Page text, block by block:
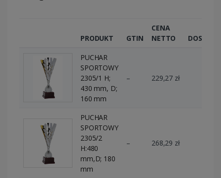
PRODUKT GTIN
CENA
NETTO
PUCHAR
SPORTOWY
2305/1 H;
430 mm, D;
160 mm
– 229,27 zł
PUCHAR
SPORTOWY
2305/2
H:480
mm,D; 180
mm
– 268,29 zł